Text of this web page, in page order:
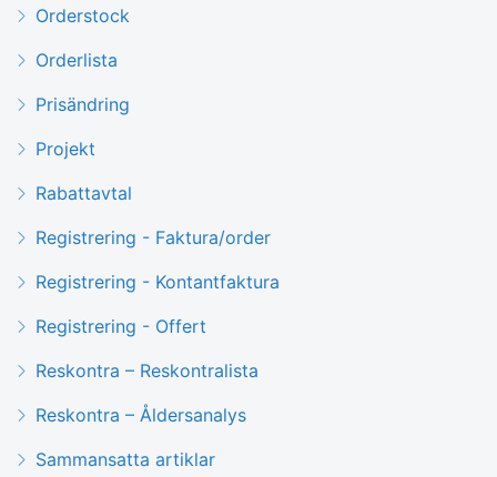
Orderstock
Orderlista
Prisändring
Projekt
Rabattavtal
Registrering - Faktura/order
Registrering - Kontantfaktura
Registrering - Offert
Reskontra – Reskontralista
Reskontra – Åldersanalys
Sammansatta artiklar